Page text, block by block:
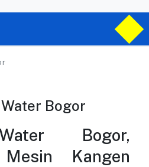
Bogor
Bogor,
Kangen